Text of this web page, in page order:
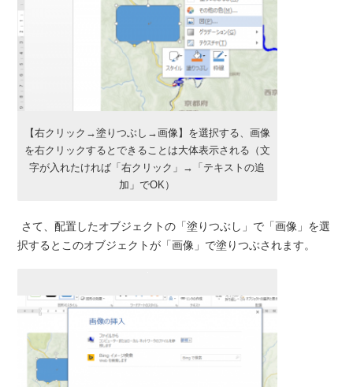
【右クリック→塗りつぶし→画像】を選択する、画像
を右クリックするとできることは大体表示される（文
字が入れたければ「右クリック」→「テキストの追
加」でOK）
さて、配置したオブジェクトの「塗りつぶし」で「画像」を選
択するとこのオブジェクトが「画像」で塗りつぶされます。